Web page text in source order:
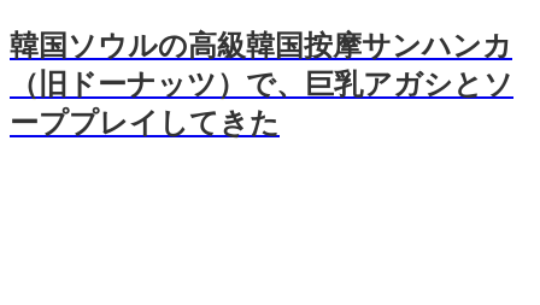
韓国ソウルの高級韓国按摩サンハンカ
（旧ドーナッツ）で、巨乳アガシとソ
ーププレイしてきた